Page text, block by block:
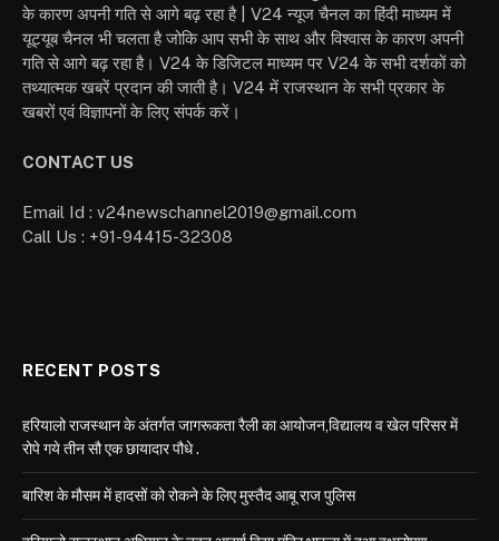
के कारण अपनी गति से आगे बढ़ रहा है | V24 न्यूज चैनल का हिंदी माध्यम में
यूट्यूब चैनल भी चलता है जोकि आप सभी के साथ और विश्वास के कारण अपनी
गति से आगे बढ़ रहा है। V24 के डिजिटल माध्यम पर V24 के सभी दर्शकों को
तथ्यात्मक खबरें प्रदान की जाती है। V24 में राजस्थान के सभी प्रकार के
खबरों एवं विज्ञापनों के लिए संपर्क करें।
CONTACT US
Email Id : v24newschannel2019@gmail.com
Call Us : +91-94415-32308
RECENT POSTS
हरियालो राजस्थान के अंतर्गत जागरूकता रैली का आयोजन,विद्यालय व खेल परिसर में
रोपे गये तीन सौ एक छायादार पौधे .
बारिश के मौसम में हादसों को रोकने के लिए मुस्तैद आबू राज पुलिस